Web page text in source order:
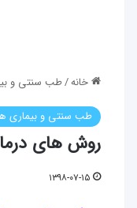
خانه/طب سنتی و
طب سنتی و بیماری
روش های
۱۳۹۸-۰۷-۱۵